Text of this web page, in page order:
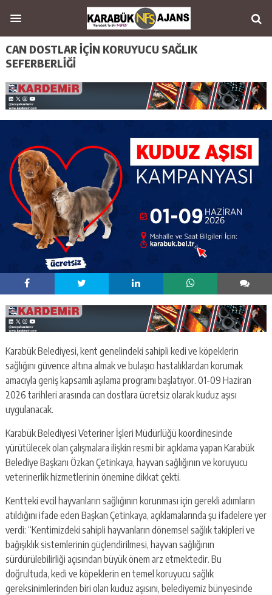
CAN DOSTLAR İÇİN KORUYUCU SAĞLIK
SEFERBERLİĞİ
Karabük Belediyesi, kent genelindeki sahipli kedi ve köpeklerin
sağlığını güvence altına almak ve bulaşıcı hastalıklardan korumak
amacıyla geniş kapsamlı aşılama programı başlatıyor. 01-09 Haziran
2026 tarihleri arasında can dostlara ücretsiz olarak kuduz aşısı
uygulanacak.
Karabük Belediyesi Veteriner İşleri Müdürlüğü koordinesinde
yürütülecek olan çalışmalara ilişkin resmi bir açıklama yapan Karabük
Belediye Başkanı Özkan Çetinkaya, hayvan sağlığının ve koruyucu
veterinerlik hizmetlerinin önemine dikkat çekti.
Kentteki evcil hayvanların sağlığının korunması için gerekli adımların
atıldığını ifade eden Başkan Çetinkaya, açıklamalarında şu ifadelere yer
verdi: “Kentimizdeki sahipli hayvanların dönemsel sağlık takipleri ve
bağışıklık sistemlerinin güçlendirilmesi, hayvan sağlığının
sürdürülebilirliği açısından büyük önem arz etmektedir. Bu
doğrultuda, kedi ve köpeklerin en temel koruyucu sağlık
gereksinimlerinden biri olan kuduz aşısını, belediyemiz bünyesinde